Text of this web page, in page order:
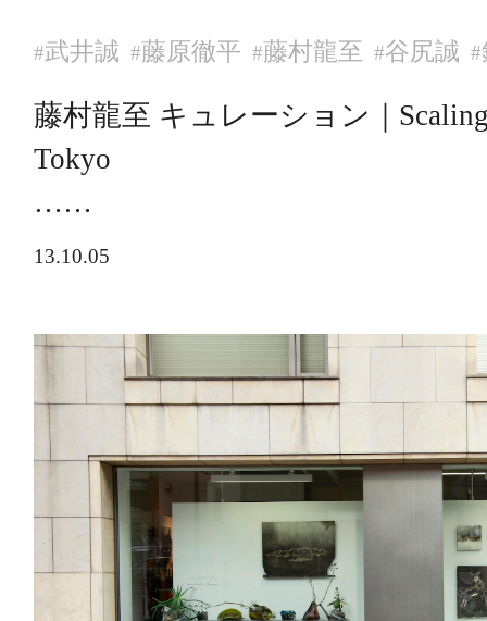
#武井誠 #藤原徹平 #藤村龍至 #谷尻誠 #
藤村龍至 キュレーション｜
Tokyo
……
13.10.05